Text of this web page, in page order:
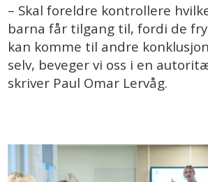
– Skal foreldre kontrollere
barna får tilgang til, fordi de
kan komme til andre
selv, beveger vi oss i en
skriver Paul Omar Lervåg.